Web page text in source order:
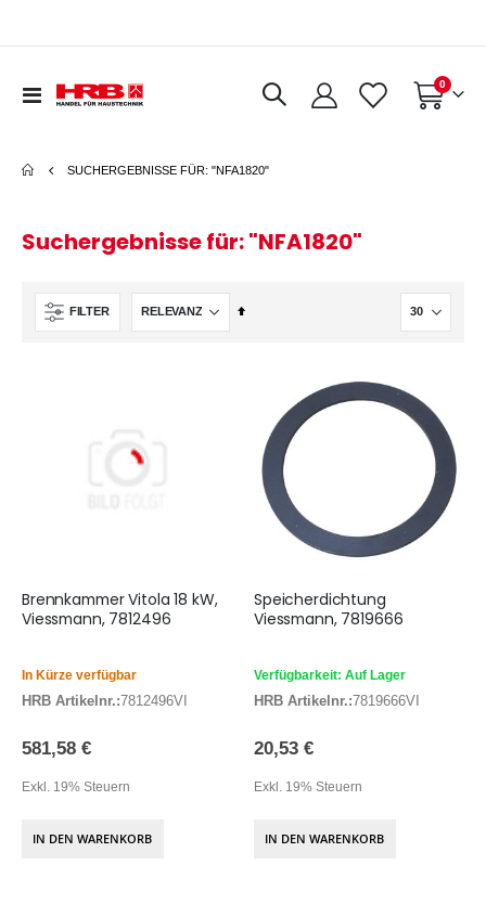
Navigation
Warenkorb
0Artikel
SUCHERGEBNISSE FÜR: "NFA1820"
Suchergebnisse für: "NFA1820"
FILTER
In
Brennkammer Vitola 18 kW,
Viessmann, 7812496
In Kürze verfügbar
HRB Artikelnr.:7812496VI
581,58 €
Exkl. 19% Steuern
IN DEN WARENKORB
Speicherdichtung
Viessmann, 7819666
Verfügbarkeit: Auf Lager
HRB Artikelnr.:7819666VI
20,53 €
Exkl. 19% Steuern
IN DEN WARENKORB